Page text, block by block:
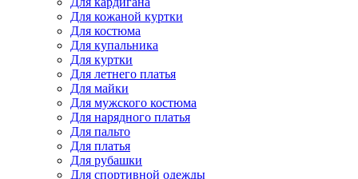
Для кожаной куртки
Для костюма
Для купальника
Для куртки
Для летнего платья
Для майки
Для мужского костюма
Для нарядного платья
Для пальто
Для платья
Для рубашки
Для спортивной одежды